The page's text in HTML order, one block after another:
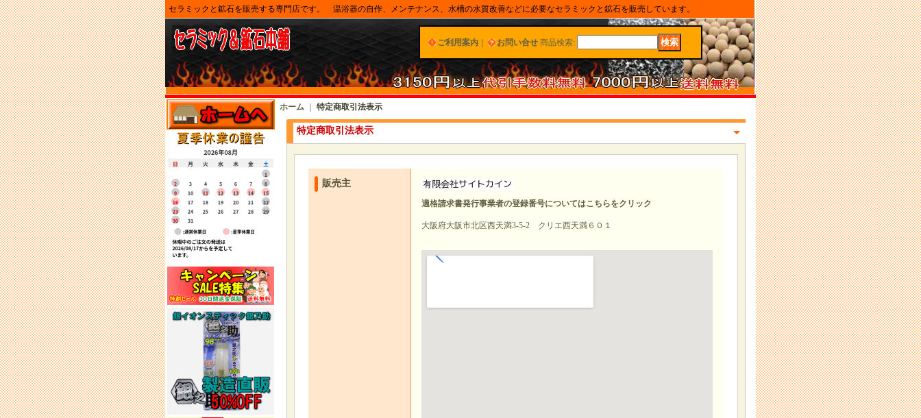
セラミックと鉱石を販売する専門店です。 温浴器の自作、メンテナンス、水槽の水質改善などに必要なセラミックと鉱石を販売しています。
ご利用案内 お問い合せ 商品検索:
ホーム 特定商取引法表示
特定商取引法表示
販売主
適格請求書発行事業者の登録番号についてはこちらをクリック
大阪府大阪市北区西天満3-5-2 クリエ西天満６０１